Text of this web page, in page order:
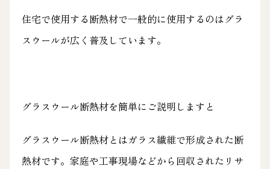
住宅で使用する断熱材で一般的に使用するのはグラ
スウールが広く普及しています。
グラスウール断熱材を簡単にご説明しますと
グラスウール断熱材とはガラス繊維で形成された断
熱材です。家庭や工事現場などから回収されたリサ